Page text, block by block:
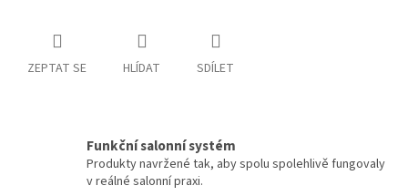
ZEPTAT SE HLÍDAT SDÍLET
Funkční salonní systém
Produkty navržené tak, aby spolu spolehlivě fungovaly
v reálné salonní praxi.